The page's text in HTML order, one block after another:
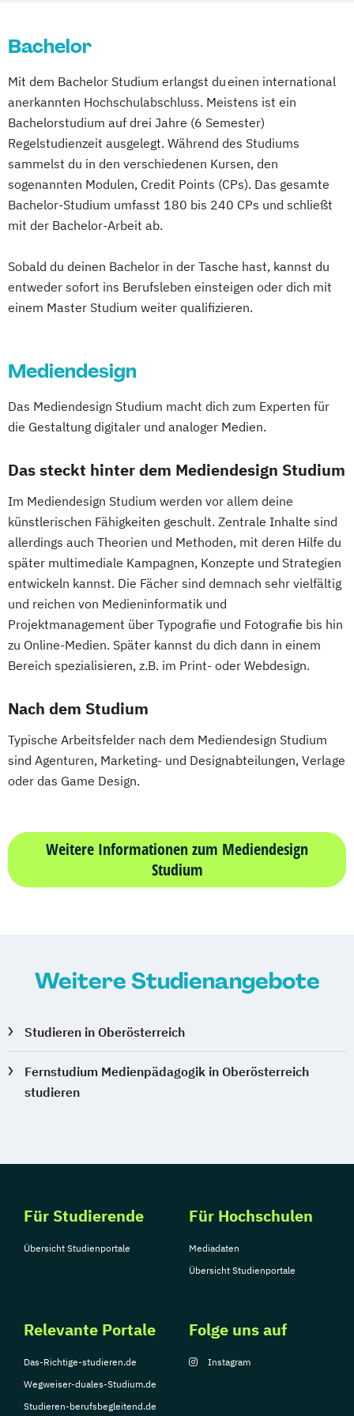
Bachelor
Mit dem Bachelor Studium erlangst du einen international
anerkannten Hochschulabschluss. Meistens ist ein
Bachelorstudium auf drei Jahre (6 Semester)
Regelstudienzeit ausgelegt. Während des Studiums
sammelst du in den verschiedenen Kursen, den
sogenannten Modulen, Credit Points (CPs). Das gesamte
Bachelor-Studium umfasst 180 bis 240 CPs und schließt
mit der Bachelor-Arbeit ab.
Sobald du deinen Bachelor in der Tasche hast, kannst du
entweder sofort ins Berufsleben einsteigen oder dich mit
einem Master Studium weiter qualifizieren.
Mediendesign
Das Mediendesign Studium macht dich zum Experten für
die Gestaltung digitaler und analoger Medien.
Das steckt hinter dem Mediendesign Studium
Im Mediendesign Studium werden vor allem deine
künstlerischen Fähigkeiten geschult. Zentrale Inhalte sind
allerdings auch Theorien und Methoden, mit deren Hilfe du
später multimediale Kampagnen, Konzepte und Strategien
entwickeln kannst. Die Fächer sind demnach sehr vielfältig
und reichen von Medieninformatik und
Projektmanagement über Typografie und Fotografie bis hin
zu Online-Medien. Später kannst du dich dann in einem
Bereich spezialisieren, z.B. im Print- oder Webdesign.
Nach dem Studium
Typische Arbeitsfelder nach dem Mediendesign Studium
sind Agenturen, Marketing- und Designabteilungen, Verlage
oder das Game Design.
Weitere Informationen zum Mediendesign
Studium
Weitere Studienangebote
Studieren in Oberösterreich
Fernstudium Medienpädagogik in Oberösterreich
studieren
Für Studierende
Übersicht Studienportale
Für Hochschulen
Mediadaten
Übersicht Studienportale
Relevante Portale
Das-Richtige-studieren.de
Wegweiser-duales-Studium.de
Studieren-berufsbegleitend.de
Folge uns auf
Instagram